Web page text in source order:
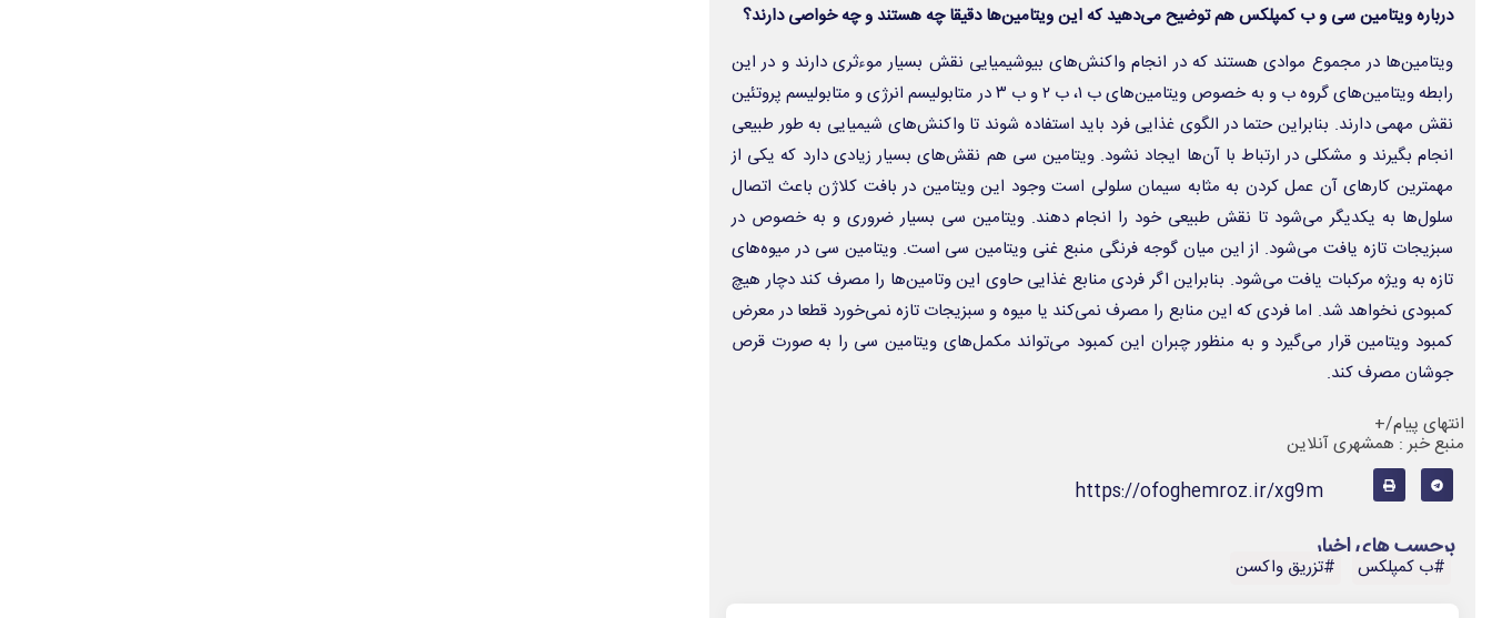
درباره ویتامین سی و ب کمپلکس هم توضیح می‌دهید که این ویتامین‌ها دقیقا چه هستند و چه خواصی دارند؟
ویتامین‌ها در مجموع موادی هستند که در انجام واکنش‌های بیوشیمیایی نقش بسیار موءثری دارند و در این
رابطه ویتامین‌های گروه ب و به خصوص ویتامین‌های ب ۱، ب ۲ و ب ۳ در متابولیسم انرژی و متابولیسم پروتئین
نقش مهمی دارند. بنابراین حتما در الگوی غذایی فرد باید استفاده شوند تا واکنش‌های شیمیایی به طور طبیعی
انجام بگیرند و مشکلی در ارتباط با آن‌ها ایجاد نشود. ویتامین سی هم نقش‌های بسیار زیادی دارد که یکی از
مهمترین کارهای آن عمل کردن به مثابه سیمان سلولی است وجود این ویتامین در بافت کلاژن باعث اتصال
سلول‌ها به یکدیگر می‌شود تا نقش طبیعی خود را انجام دهند. ویتامین سی بسیار ضروری و به خصوص در
سبزیجات تازه یافت می‌شود. از این میان گوجه فرنگی منبع غنی ویتامین سی است. ویتامین سی در میوه‌های
تازه به ویژه مرکبات یافت می‌شود. بنابراین اگر فردی منابع غذایی حاوی این وتامین‌ها را مصرف کند دچار هیچ
کمبودی نخواهد شد. اما فردی که این منابع را مصرف نمی‌کند یا میوه و سبزیجات تازه نمی‌خورد قطعا در معرض
کمبود ویتامین قرار می‌گیرد و به منظور چبران این کمبود می‌تواند مکمل‌های ویتامین سی را به صورت قرص
جوشان مصرف کند.
انتهای پیام/+
منبع خبر : همشهری آنلاین
https://ofoghemroz.ir/xg9m
برچسب های اخبار
#ب کمپلکس #تزریق واکسن